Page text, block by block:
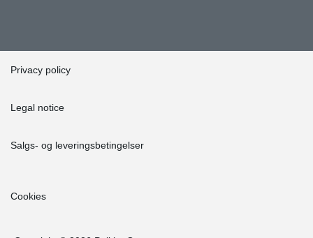
Privacy policy
Legal notice
Salgs- og leveringsbetingelser
Cookies